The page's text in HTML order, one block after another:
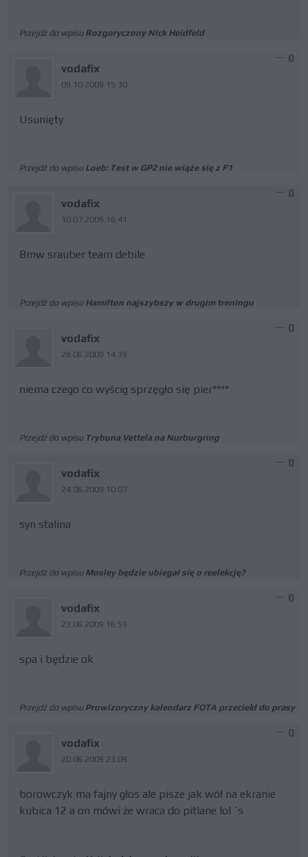
Przejdź do wpisu Rozgoryczony Nick Heidfeld
vodafix
09.10.2009 15:30
0
Usunięty
Przejdź do wpisu Loeb: Test w GP2 nie wiąże się z F1
vodafix
10.07.2009 16:41
0
Bmw srauber team debile
Przejdź do wpisu Hamilton najszybszy w drugim treningu
vodafix
28.06.2009 14:39
0
niema czego co wyścig sprzęgło się pier****
Przejdź do wpisu Trybuna Vettela na Nurburgring
vodafix
24.06.2009 10:07
0
syn stalina
Przejdź do wpisu Mosley będzie ubiegał się o reelekcję?
vodafix
23.06.2009 16:59
0
spa i będzie ok
Przejdź do wpisu Prowizoryczny kalendarz FOTA przeciekł do prasy
vodafix
20.06.2009 23:09
0
borowczyk ma fajny głos ale pisze jak wół na ekranie
kubica 12 a on mówi że wraca do pitlane lol `s